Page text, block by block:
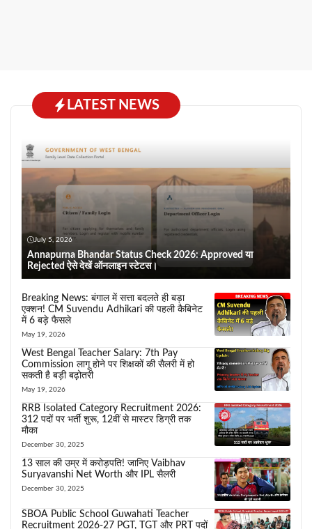
LATEST NEWS
July 5, 2026
Annapurna Bhandar Status Check 2026: Approved या
Rejected ऐसे देखें ऑनलाइन स्टेटस।
Breaking News: बंगाल में सत्ता बदलते ही बड़ा
एक्शन! CM Suvendu Adhikari की पहली कैबिनेट
में 6 बड़े फैसले
May 19, 2026
West Bengal Teacher Salary: 7th Pay
Commission लागू होने पर शिक्षकों की सैलरी में हो
सकती है बड़ी बढ़ोतरी
May 19, 2026
RRB Isolated Category Recruitment 2026:
312 पदों पर भर्ती शुरू, 12वीं से मास्टर डिग्री तक
मौका
December 30, 2025
13 साल की उम्र में करोड़पति! जानिए Vaibhav
Suryavanshi Net Worth और IPL सैलरी
December 30, 2025
SBOA Public School Guwahati Teacher
Recruitment 2026-27 PGT, TGT और PRT पदों